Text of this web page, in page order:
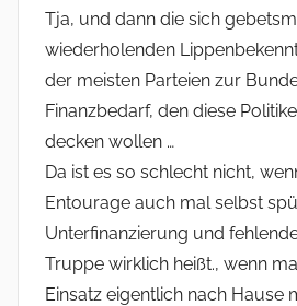
Tja, und dann die sich
wiederholenden
der meisten Parteien zur
Finanzbedarf, den diese
decken wollen …
Da ist es so schlecht nicht,
Entourage auch mal selbst
Unterfinanzierung und
Truppe wirklich heißt., wenn
Einsatz eigentlich nach Hause